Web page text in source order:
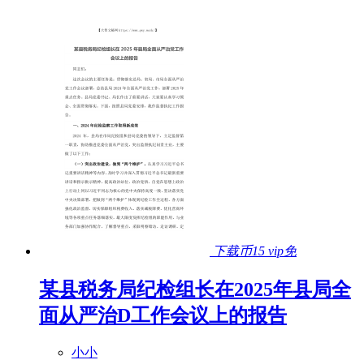
下载币15 vip免
某县税务局纪检组长在2025年县局全
面从严治D工作会议上的报告
小小